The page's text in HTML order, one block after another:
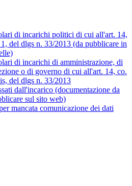
di incarichi politici di cui all'art. 14,
del dlgs n. 33/2013 (da pubblicare in
di incarichi di amministrazione, di
o di governo di cui all'art. 14, co.
del dlgs n. 33/2013
dall'incarico (documentazione da
sul sito web)
mancata comunicazione dei dati